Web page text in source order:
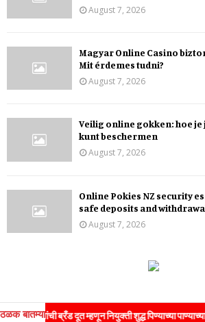
August 7, 2026
Magyar Online Casino
Mit érdemes tudni?
August 7, 2026
Veilig online gokken: hoe
kunt beschermen
August 7, 2026
Online Pokies NZ security
safe deposits and
August 7, 2026
ठळक बातम्या
ब्रँड दूत म्हणून नियुक्ती शुद्ध पिण्याच्या पाण्याच्या